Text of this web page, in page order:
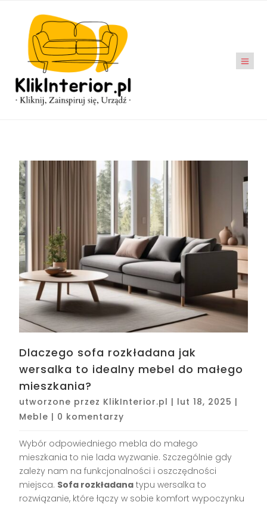
Dlaczego sofa rozkładana jak
wersalka to idealny mebel do małego
mieszkania?
utworzone przez KlikInterior.pl | lut 18, 2025 |
Meble | 0 komentarzy
Wybór odpowiedniego mebla do małego
mieszkania to nie lada wyzwanie. Szczególnie gdy
zależy nam na funkcjonalności i oszczędności
miejsca. Sofa rozkładana typu wersalka to
rozwiązanie, które łączy w sobie komfort wypoczynku